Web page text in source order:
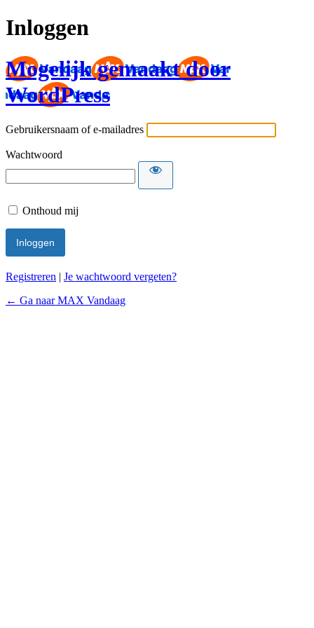
Inloggen
Mogelijk gemaakt door
WordPress
Gebruikersnaam of e-mailadres
Wachtwoord
Onthoud mij
Registreren | Je wachtwoord vergeten?
← Ga naar MAX Vandaag